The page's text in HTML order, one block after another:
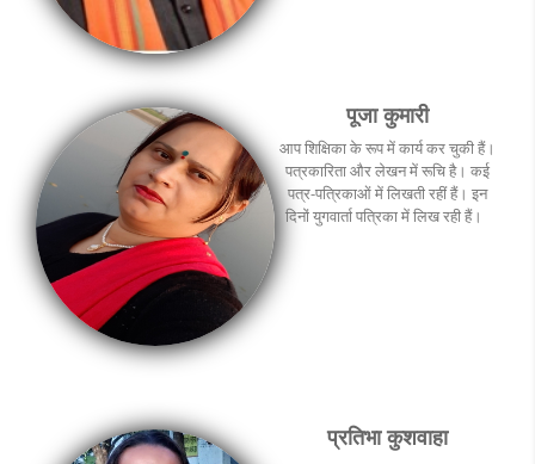
पूजा कुमारी
आप शिक्षिका के रूप में कार्य कर चुकी हैं।
पत्रकारिता और लेखन में रूचि है। कई
पत्र-पत्रिकाओं में लिखती रहीं हैं। इन
दिनों युगवार्ता पत्रिका में लिख रही हैं।
प्रतिभा कुशवाहा